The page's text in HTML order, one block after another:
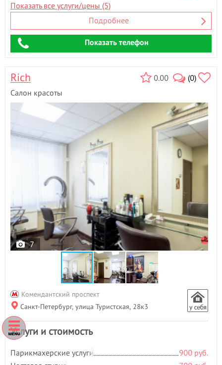
Показать все услуги/цены (5)
Подробнее
Показать телефон
0.00 (0)
Rich
Салон красоты
7
Комендантский проспект
Санкт-Петербург, улица Туристская, 28к3
Услуги и стоимость
Парикмахерские услуги
900 руб.